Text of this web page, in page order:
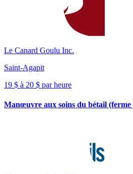
Le Canard Goulu Inc.
Saint-Agapit
19 $ à 20 $ par heure
Manœuvre aux soins du bétail